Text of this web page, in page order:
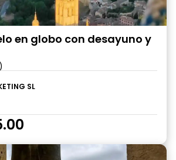
en globo con desayuno y
SL